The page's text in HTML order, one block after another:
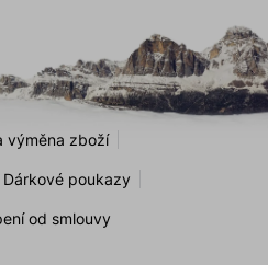
výměna zboží
Dárkové poukazy
od smlouvy